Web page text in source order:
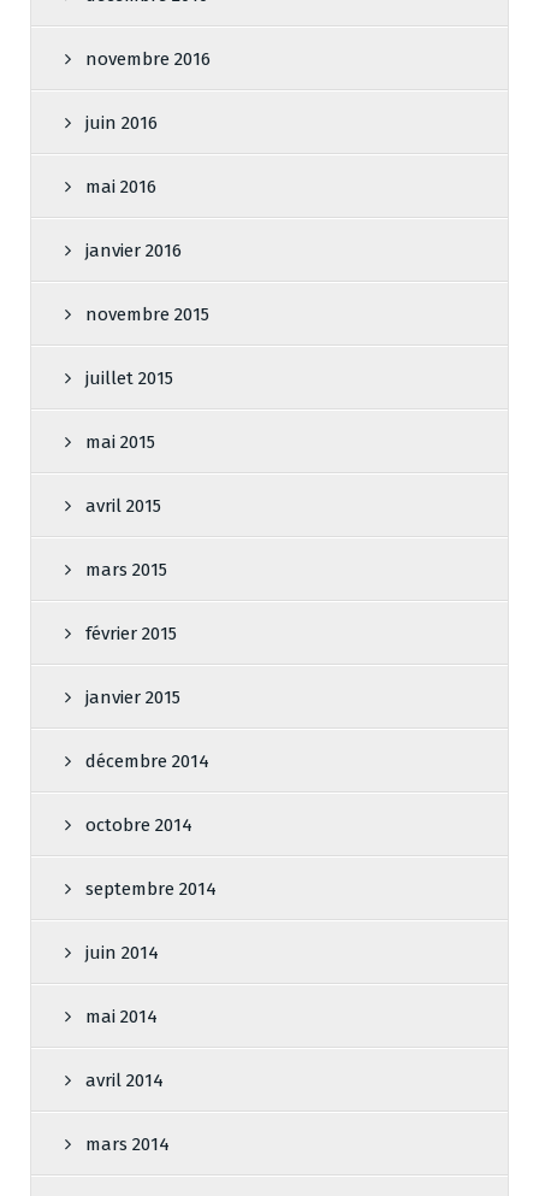
novembre 2016
juin 2016
mai 2016
janvier 2016
novembre 2015
juillet 2015
mai 2015
avril 2015
mars 2015
février 2015
janvier 2015
décembre 2014
octobre 2014
septembre 2014
juin 2014
mai 2014
avril 2014
mars 2014